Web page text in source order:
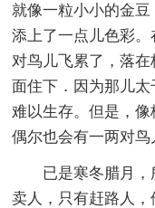
就像一粒小小的金
添上了一点儿色彩
对鸟儿飞累了，落
面住下．因为那儿
难以生存。但是，像
偶尔也会有一两对鸟
已是寒冬腊月
卖人，只有赶路人